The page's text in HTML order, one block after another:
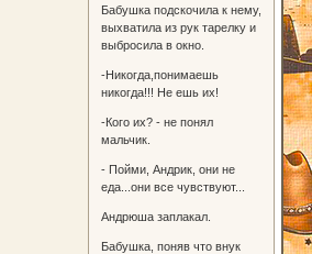
Бабушка подскочила к нему,
выхватила из рук тарелку и
выбросила в окно.
-Никогда,понимаешь
никогда!!! Не ешь их!
-Кого их? - не понял
мальчик.
- Пойми, Андрик, они не
еда...они все чувствуют...
Андрюша заплакал.
Бабушка, поняв что внук